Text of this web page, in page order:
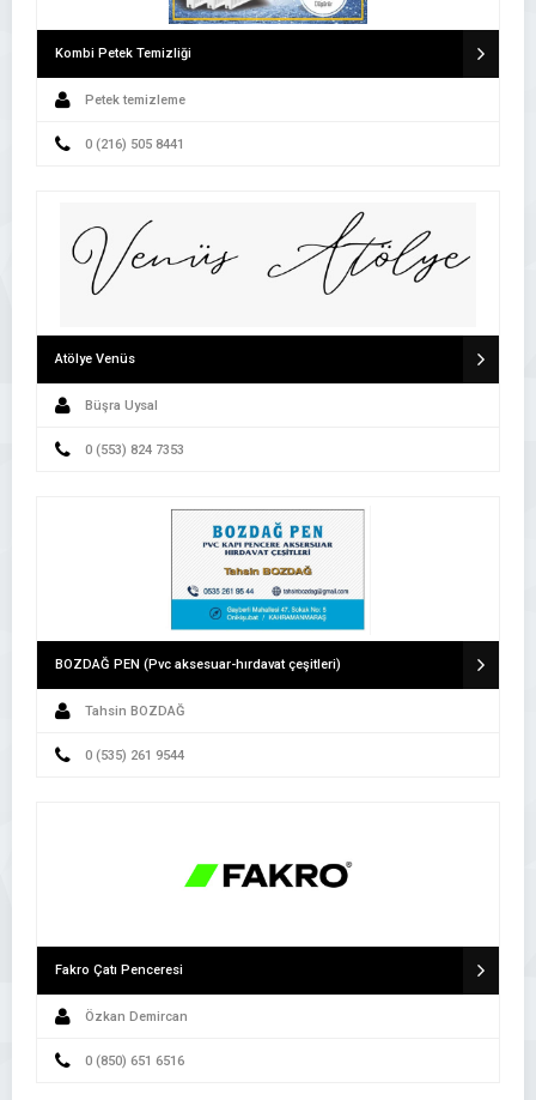
Kombi Petek Temizliği
Petek temizleme
0 (216) 505 8441
Atölye Venüs
Büşra Uysal
0 (553) 824 7353
BOZDAĞ PEN (Pvc aksesuar-hırdavat çeşitleri)
Tahsin BOZDAĞ
0 (535) 261 9544
Fakro Çatı Penceresi
Özkan Demircan
0 (850) 651 6516